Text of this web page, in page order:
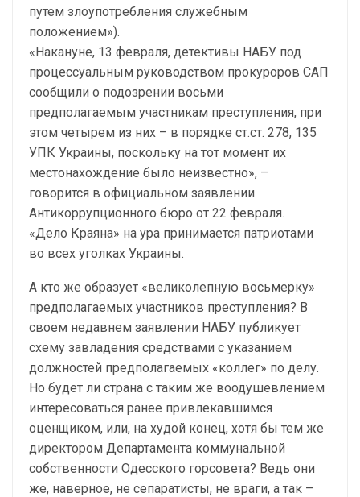
путем злоупотребления служебным
положением»).
«Накануне, 13 февраля, детективы НАБУ под
процессуальным руководством прокуроров САП
сообщили о подозрении восьми
предполагаемым участникам преступления, при
этом четырем из них – в порядке ст.ст. 278, 135
УПК Украины, поскольку на тот момент их
местонахождение было неизвестно», –
говорится в официальном заявлении
Антикоррупционного бюро от 22 февраля.
«Дело Краяна» на ура принимается патриотами
во всех уголках Украины.
А кто же образует «великолепную восьмерку»
предполагаемых участников преступления? В
своем недавнем заявлении НАБУ публикует
схему завладения средствами с указанием
должностей предполагаемых «коллег» по делу.
Но будет ли страна с таким же воодушевлением
интересоваться ранее привлекавшимся
оценщиком, или, на худой конец, хотя бы тем же
директором Департамента коммунальной
собственности Одесского горсовета? Ведь они
же, наверное, не сепаратисты, не враги, а так –